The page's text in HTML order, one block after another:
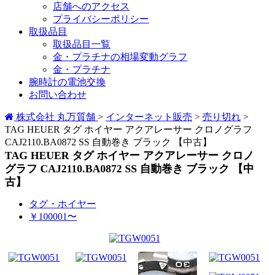
店舗へのアクセス
プライバシーポリシー
取扱品目
取扱品目一覧
金・プラチナの相場変動グラフ
金・プラチナ
腕時計の電池交換
お問い合わせ
株式会社 丸万質舗 > インターネット販売 > 売り切れ >
TAG HEUER タグ ホイヤー アクアレーサー クロノグラフ
CAJ2110.BA0872 SS 自動巻き ブラック 【中古】
TAG HEUER タグ ホイヤー アクアレーサー クロノ
グラフ CAJ2110.BA0872 SS 自動巻き ブラック 【中
古】
タグ・ホイヤー
￥100001〜